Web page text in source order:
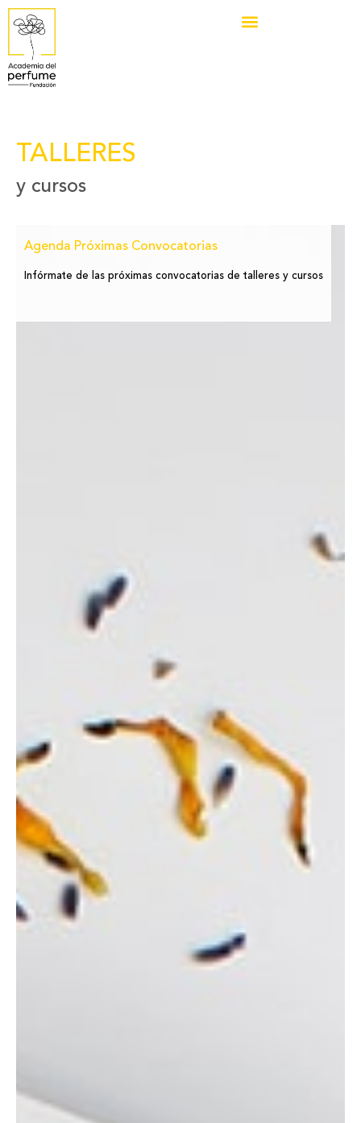
TALLERES
y cursos
Agenda Próximas Convocatorias
Infórmate de las próximas convocatorias de talleres y cursos